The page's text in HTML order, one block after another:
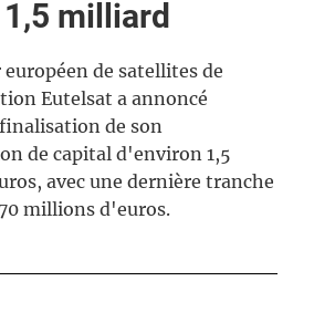
1,5 milliard
de satellites de
Eutelsat a annoncé
de son
de capital d'environ 1,5
avec une dernière tranche
millions d'euros.